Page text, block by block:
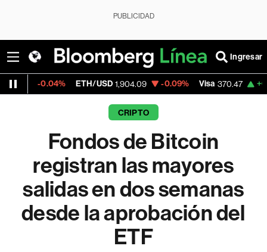
PUBLICIDAD
Ingresar
ETH/USD 1,904.09 -0.09% Visa 370.47 +0.52%
CRIPTO
Fondos de Bitcoin
registran las mayores
salidas en dos semanas
desde la aprobación del
ETF